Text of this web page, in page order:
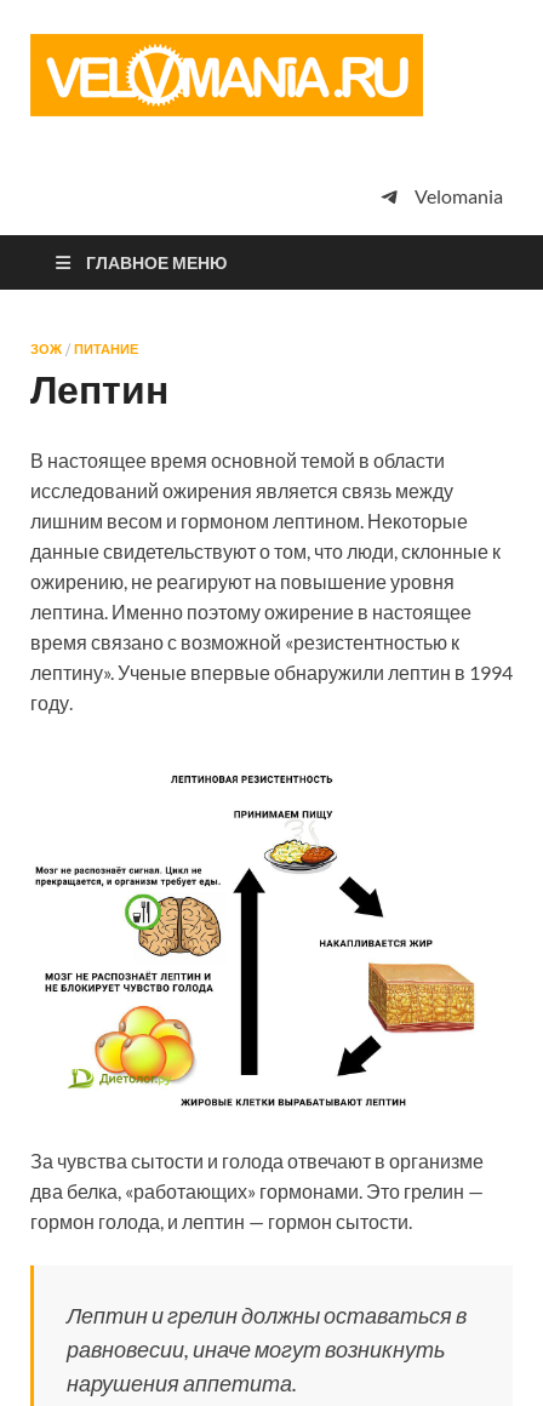
просто
Velomania
ГЛАВНОЕ МЕНЮ
ЗОЖ / ПИТАНИЕ
Лептин
В настоящее время основной темой в области
исследований ожирения является связь между
лишним весом и гормоном лептином. Некоторые
данные свидетельствуют о том, что люди, склонные к
ожирению, не реагируют на повышение уровня
лептина. Именно поэтому ожирение в настоящее
время связано с возможной «резистентностью к
лептину». Ученые впервые обнаружили лептин в 1994
году.
За чувства сытости и голода отвечают в организме
два белка, «работающих» гормонами. Это грелин —
гормон голода, и лептин — гормон сытости.
Лептин и грелин должны оставаться в
равновесии, иначе могут возникнуть
нарушения аппетита.